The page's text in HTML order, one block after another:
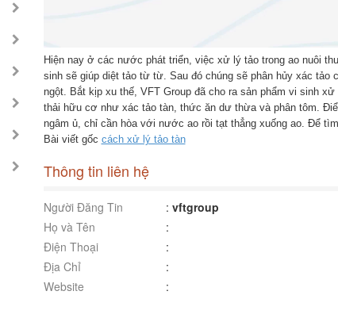
Hiện nay ở các nước phát triển, việc xử lý tảo trong ao nuôi
sinh sẽ giúp diệt tảo từ từ. Sau đó chúng sẽ phân hủy xác
ngột. Bắt kịp xu thế, VFT Group đã cho ra sản phẩm vi sinh
thải hữu cơ như xác tảo tàn, thức ăn dư thừa và phân tôm.
ngâm ủ, chỉ cần hòa với nước ao rồi tạt thẳng xuống ao. Để
Bài viết gốc cách xử lý tảo tàn
Thông tin liên hệ
Người Đăng Tin : vftgroup
Họ và Tên
:
Điện Thoại
:
Địa Chỉ
:
Website
: